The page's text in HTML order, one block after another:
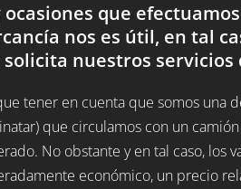
ocasiones que
nos es útil, en tal
solicita nuestros servicios
tener en cuenta que somos una
que circulamos con un
No obstante y en tal caso, los
económico, un precio